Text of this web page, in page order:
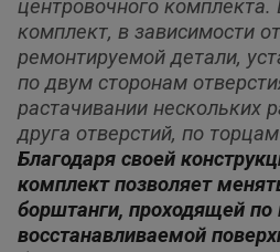
центровочного комплекта.
комплект, в зависимости
ремонтируемой детали,
по двум сторонам
растачивании нескольких
друга отверстий, по
Благодаря своей
комплект позволяет
борштанги, проходящей по
восстанавливаемой